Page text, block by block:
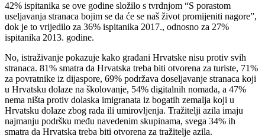
42% ispitanika se ove godine složilo s tvrdnjom “S porastom
useljavanja stranaca bojim se da će se naš život promijeniti nagore”,
dok je to vrijedilo za 36% ispitanika 2017., odnosno za 27%
ispitanika 2013. godine.
No, istraživanje pokazuje kako građani Hrvatske nisu protiv svih
stranaca. 81% smatra da Hrvatska treba biti otvorena za turiste, 71%
za povratnike iz dijaspore, 69% podržava doseljavanje stranaca koji
u Hrvatsku dolaze na školovanje, 54% digitalnih nomada, a 47%
nema ništa protiv dolaska imigranata iz bogatih zemalja koji u
Hrvatsku dolaze zbog rada ili umirovljenja. Tražitelji azila imaju
najmanju podršku među navedenim skupinama, svega 34% ih
smatra da Hrvatska treba biti otvorena za tražitelje azila.